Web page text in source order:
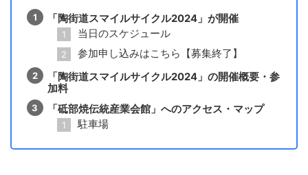
「陶街道スマイルサイクル2024」が開催
当日のスケジュール
参加申し込みはこちら【募集終了】
「陶街道スマイルサイクル2024」の開催概要・参
加料
「砥部焼伝統産業会館」へのアクセス・マップ
駐車場